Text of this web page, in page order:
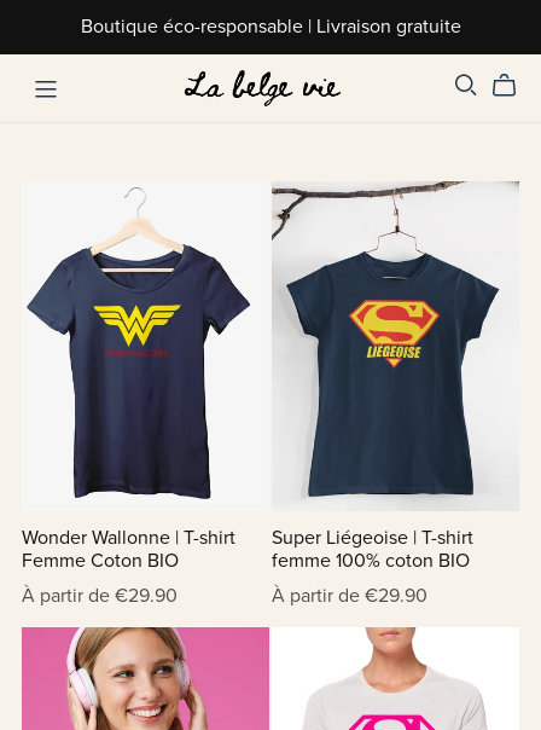
Boutique éco-responsable | Livraison gratuite
Wonder Wallonne | T-shirt
Femme Coton BIO
À partir de €29.90
Super Liégeoise | T-shirt
femme 100% coton BIO
À partir de €29.90